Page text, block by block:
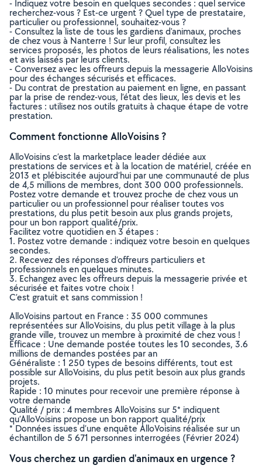
- Indiquez votre besoin en quelques secondes : quel service
recherchez-vous ? Est-ce urgent ? Quel type de prestataire,
particulier ou professionnel, souhaitez-vous ?
- Consultez la liste de tous les gardiens d'animaux, proches
de chez vous à Nanterre ! Sur leur profil, consultez les
services proposés, les photos de leurs réalisations, les notes
et avis laissés par leurs clients.
- Conversez avec les offreurs depuis la messagerie AlloVoisins
pour des échanges sécurisés et efficaces.
- Du contrat de prestation au paiement en ligne, en passant
par la prise de rendez-vous, l’état des lieux, les devis et les
factures : utilisez nos outils gratuits à chaque étape de votre
prestation.
Comment fonctionne AlloVoisins ?
AlloVoisins c’est la marketplace leader dédiée aux
prestations de services et à la location de matériel, créée en
2013 et plébiscitée aujourd’hui par une communauté de plus
de 4,5 millions de membres, dont 300 000 professionnels.
Postez votre demande et trouvez proche de chez vous un
particulier ou un professionnel pour réaliser toutes vos
prestations, du plus petit besoin aux plus grands projets,
pour un bon rapport qualité/prix.
Facilitez votre quotidien en 3 étapes :
1. Postez votre demande : indiquez votre besoin en quelques
secondes.
2. Recevez des réponses d’offreurs particuliers et
professionnels en quelques minutes.
3. Echangez avec les offreurs depuis la messagerie privée et
sécurisée et faites votre choix !
C’est gratuit et sans commission !
AlloVoisins partout en France : 35 000 communes
représentées sur AlloVoisins, du plus petit village à la plus
grande ville, trouvez un membre à proximité de chez vous !
Efficace : Une demande postée toutes les 10 secondes, 3.6
millions de demandes postées par an
Généraliste : 1 250 types de besoins différents, tout est
possible sur AlloVoisins, du plus petit besoin aux plus grands
projets.
Rapide : 10 minutes pour recevoir une première réponse à
votre demande
Qualité / prix : 4 membres AlloVoisins sur 5* indiquent
qu’AlloVoisins propose un bon rapport qualité/prix
* Données issues d’une enquête AlloVoisins réalisée sur un
échantillon de 5 671 personnes interrogées (Février 2024)
Vous cherchez un gardien d'animaux en urgence ?